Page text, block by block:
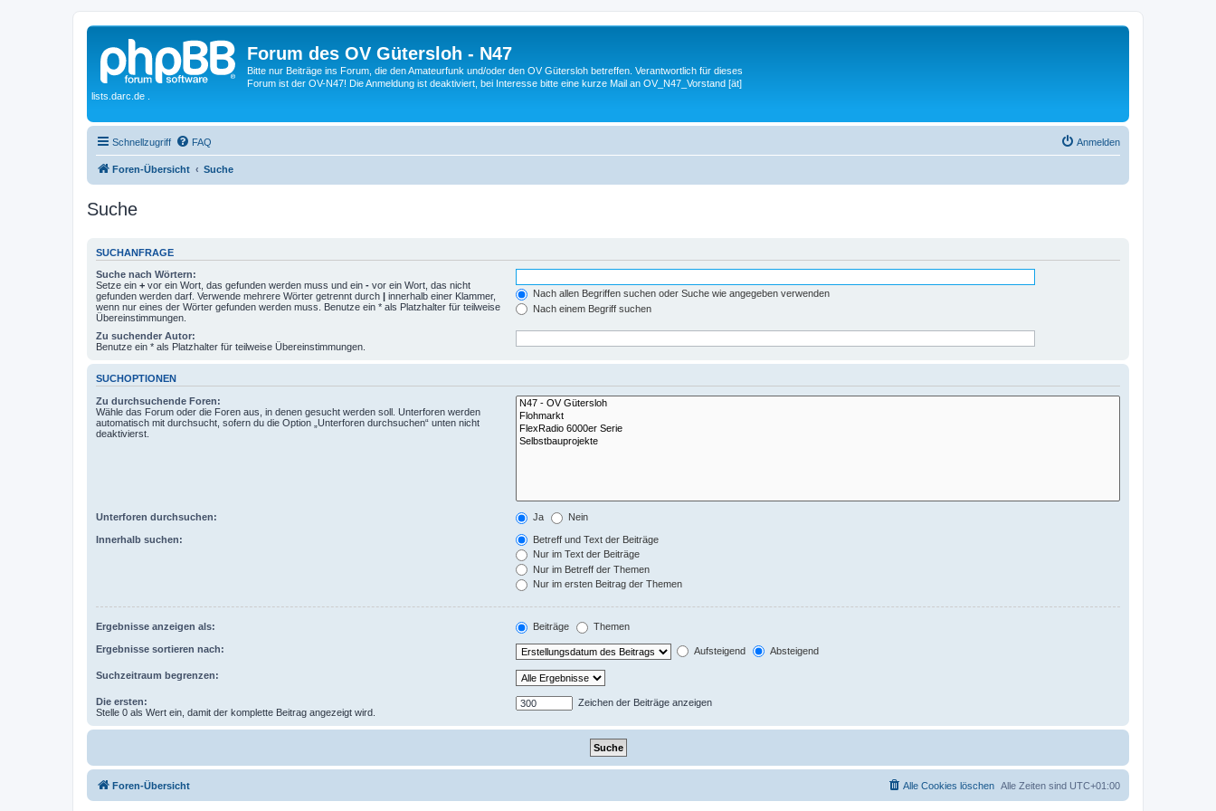
Forum des OV Gütersloh - N47
Bitte nur Beiträge ins Forum, die den Amateurfunk und/oder den OV Gütersloh betreffen. Verantwortlich für dieses
Forum ist der OV-N47! Die Anmeldung ist deaktiviert, bei Interesse bitte eine kurze Mail an OV_N47_Vorstand [ät]
lists.darc.de .
Schnellzugriff FAQ Anmelden
Foren-Übersicht Suche
Suche
SUCHANFRAGE
Suche nach Wörtern:
Setze ein + vor ein Wort, das gefunden werden muss und ein - vor ein Wort, das nicht
gefunden werden darf. Verwende mehrere Wörter getrennt durch | innerhalb einer Klammer,
wenn nur eines der Wörter gefunden werden muss. Benutze ein * als Platzhalter für teilweise
Übereinstimmungen.
Nach allen Begriffen suchen oder Suche wie angegeben verwenden
Nach einem Begriff suchen
Zu suchender Autor:
Benutze ein * als Platzhalter für teilweise Übereinstimmungen.
SUCHOPTIONEN
Zu durchsuchende Foren:
Wähle das Forum oder die Foren aus, in denen gesucht werden soll. Unterforen werden
automatisch mit durchsucht, sofern du die Option „Unterforen durchsuchen“ unten nicht
deaktivierst.
Unterforen durchsuchen: Ja Nein
Innerhalb suchen:
Betreff und Text der Beiträge
Nur im Text der Beiträge
Nur im Betreff der Themen
Nur im ersten Beitrag der Themen
Ergebnisse anzeigen als: Beiträge Themen
Ergebnisse sortieren nach: Aufsteigend Absteigend
Suchzeitraum begrenzen:
Die ersten:
Stelle 0 als Wert ein, damit der komplette Beitrag angezeigt wird.
Zeichen der Beiträge anzeigen
Foren-Übersicht Alle Zeiten sind UTC+01:00
Alle Cookies löschen